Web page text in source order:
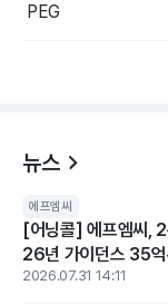
PEG
뉴스
에프엠씨
[어닝콜] 에프엠씨,
26년 가이던스 35
2026.07.31 14:11